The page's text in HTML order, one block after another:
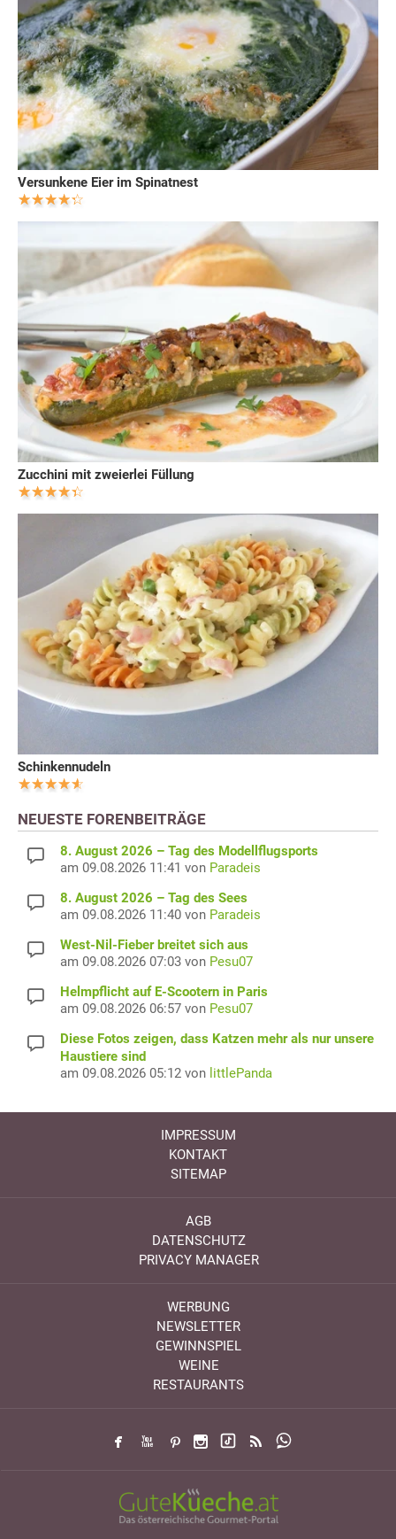
Versunkene Eier im Spinatnest
Zucchini mit zweierlei Füllung
Schinkennudeln
NEUESTE FORENBEITRÄGE
8. August 2026 – Tag des Modellflugsports
am 09.08.2026 11:41 von Paradeis
8. August 2026 – Tag des Sees
am 09.08.2026 11:40 von Paradeis
West-Nil-Fieber breitet sich aus
am 09.08.2026 07:03 von Pesu07
Helmpflicht auf E-Scootern in Paris
am 09.08.2026 06:57 von Pesu07
Diese Fotos zeigen, dass Katzen mehr als nur unsere
Haustiere sind
am 09.08.2026 05:12 von littlePanda
IMPRESSUM
KONTAKT
SITEMAP
AGB
DATENSCHUTZ
PRIVACY MANAGER
WERBUNG
NEWSLETTER
GEWINNSPIEL
WEINE
RESTAURANTS